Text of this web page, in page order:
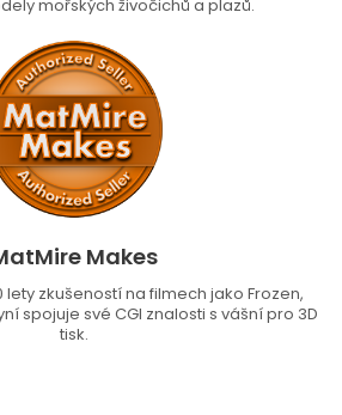
mořských živočichů a plazů.
Makes
lety zkušeností na filmech jako Frozen,
spojuje své CGI znalosti s vášní pro 3D
tisk.